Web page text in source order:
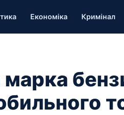
Економіка Кримінал